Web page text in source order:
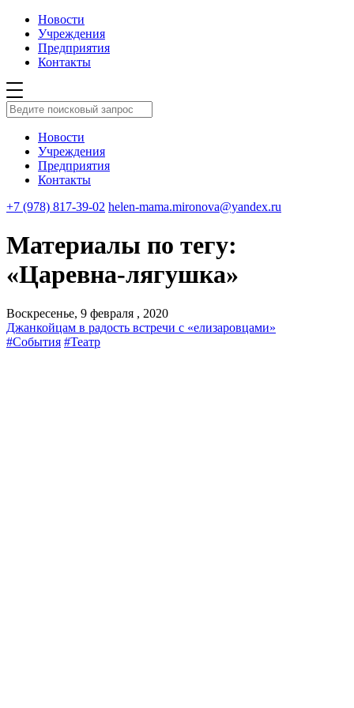
Новости
Учреждения
Предприятия
Контакты
Новости
Учреждения
Предприятия
Контакты
+7 (978) 817-39-02 helen-mama.mironova@yandex.ru
Материалы по тегу:
«Царевна-лягушка»
Воскресенье, 9 февраля , 2020
Джанкойцам в радость встречи с «елизаровцами»
#События #Театр